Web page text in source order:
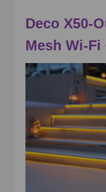
Deco X50-
Mesh Wi-Fi